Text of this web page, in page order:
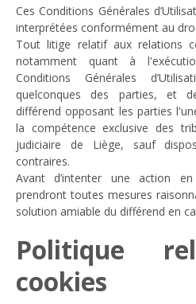
Ces Conditions Générales
interprétées conformément au
Tout litige relatif aux relations
notamment quant à
Conditions Générales
quelconques des parties, et
différend opposant les parties
la compétence exclusive des
judiciaire de Liège, sauf
contraires.
Avant d’intenter une action
prendront toutes mesures
solution amiable du différend en
Politique
cookies